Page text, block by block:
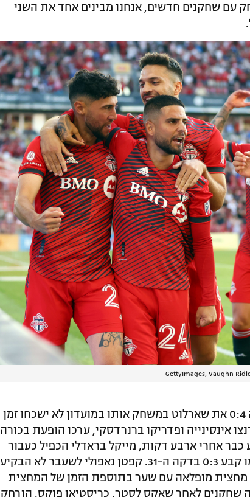
עם שחקנים חדשים, אנחנו מבינים אחד את השני
במשחק נוסף הלילה ב-MLS, טורונטו הביסה 0:4 את שארלוט במשחק אותו במועדון לא ישכחו זמן
אינסינייה ופדריקו ברנרדסקי, ערכו הופעת בכורה
כבר אחרי ארבע דקות, מייקל בראדלי הכפיל כעבור
שש דקות מבישול של אקס יובנטוס, שבעצמו קבע 0:3 בדקה ה-31. קפטן נאפולי לשעבר לא הבקיע
מופלאה עם שער בתוספת הזמן של המחצית
לאחר שאקס לסטר, כריסטיאן פוקס, הורחק